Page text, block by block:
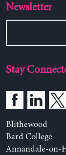
Newsletter
Stay
Blithewood
Bard College
Annandale-on-